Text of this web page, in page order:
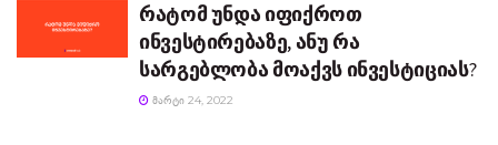
რატომ უნდა იფიქროთ
ინვესტირებაზე, ანუ რა
სარგებლობა მოაქვს ინვესტიციას?
ᲛᲐᲠᲢᲘ 24, 2022